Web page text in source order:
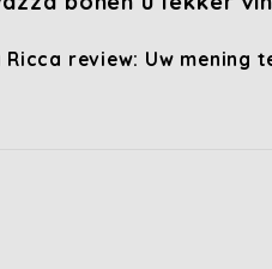
review: Uw mening